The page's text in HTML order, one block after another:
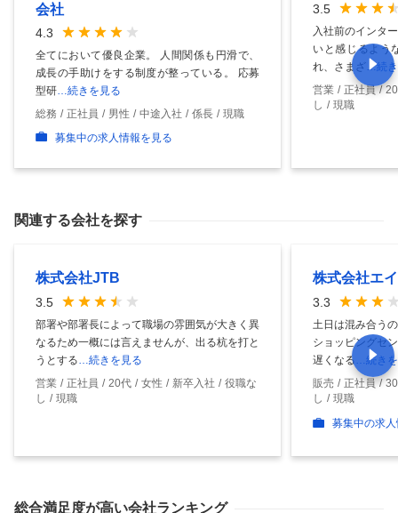
会社
4.3
全てにおいて優良企業。 人間関係も円滑で、
成長の手助けをする制度が整っている。 応募
型研…続きを見る
総務
正社員 男性 中途入社 係長
現職
募集中の求人情報を見る
3.5
入社前のインタ
いと感じるよう
れ、さまざ…続
営業
正社員
し
現職
関連する会社を探す
株式会社JTB
3.5
部署や部署長によって職場の雰囲気が大きく異
なるため一概には言えませんが、出る杭を打と
うとする…続きを見る
営業
正社員 20代 女性 新卒入社
役職な
し
現職
株式会社エ
3.3
土日は混み合う
ショッピングセ
遅くなる …続き
販売
正社員
し
現職
募集中の求
総合満足度が高い会社ランキング